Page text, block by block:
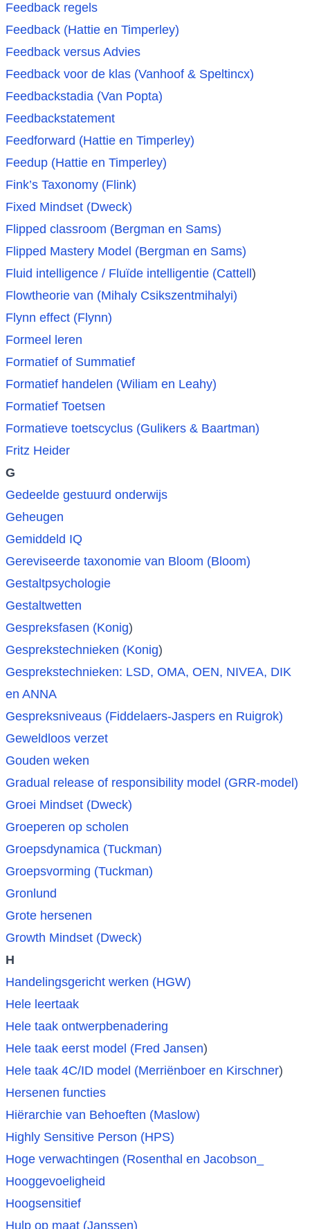
Feedback regels
Feedback (Hattie en Timperley)
Feedback versus Advies
Feedback voor de klas (Vanhoof & Speltincx)
Feedbackstadia (Van Popta)
Feedbackstatement
Feedforward (Hattie en Timperley)
Feedup (Hattie en Timperley)
Fink’s Taxonomy (Flink)
Fixed Mindset (Dweck)
Flipped classroom (Bergman en Sams)
Flipped Mastery Model (Bergman en Sams)
Fluid intelligence / Fluïde intelligentie (Cattell )
Flowtheorie van (Mihaly Csikszentmihalyi)
Flynn effect (Flynn)
Formeel leren
Formatief of Summatief
Formatief handelen (Wiliam en Leahy)
Formatief Toetsen
Formatieve toetscyclus (Gulikers & Baartman)
Fritz Heider
G
Gedeelde gestuurd onderwijs
Geheugen
Gemiddeld IQ
Gereviseerde taxonomie van Bloom (Bloom)
Gestaltpsychologie
Gestaltwetten
Gespreksfasen (Konig)
Gesprekstechnieken (Konig)
Gesprekstechnieken: LSD, OMA, OEN, NIVEA, DIK
en ANNA
Gespreksniveaus (Fiddelaers-Jaspers en Ruigrok)
Geweldloos verzet
Gouden weken
Gradual release of responsibility model (GRR-model)
Groei Mindset (Dweck)
Groeperen op scholen
Groepsdynamica (Tuckman)
Groepsvorming (Tuckman)
Gronlund
Grote hersenen
Growth Mindset (Dweck)
H
Handelingsgericht werken (HGW)
Hele leertaak
Hele taak ontwerpbenadering
Hele taak eerst model (Fred Jansen)
Hele taak 4C/ID model (Merriënboer en Kirschner)
Hersenen functies
Hiërarchie van Behoeften (Maslow)
Highly Sensitive Person (HPS)
Hoge verwachtingen (Rosenthal en Jacobson_
Hooggevoeligheid
Hoogsensitief
Hulp op maat (Janssen)